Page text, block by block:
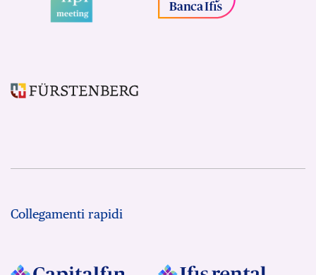
Collegamenti rapidi